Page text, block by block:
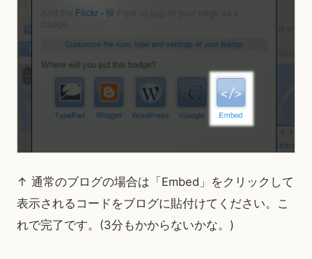
↑ 通常のブログの場合は「Embed」をクリックして
表示されるコードをブログに貼付けてください。こ
れで完了です。(3分もかからないかな。)